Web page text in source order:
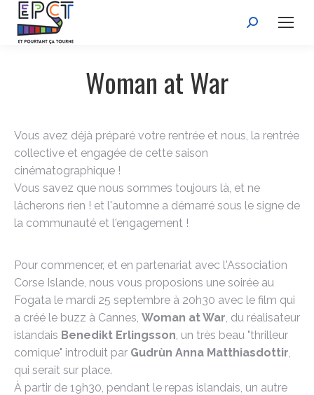
Recherche
Woman at War
Vous avez déjà préparé votre rentrée et nous, la rentrée
collective et engagée de cette saison
cinématographique !
Vous savez que nous sommes toujours là, et ne
lâcherons rien ! et l'automne a démarré sous le signe de
la communauté et l'engagement !
Pour commencer, et en partenariat avec l'Association
Corse Islande, nous vous proposions une soirée au
Fogata le mardi 25 septembre à 20h30 avec le film qui
a créé le buzz à Cannes, Woman at War, du réalisateur
islandais Benedikt Erlingsson, un très beau "thrilleur
comique" introduit par Gudrùn Anna Matthiasdottir,
qui serait sur place.
À partir de 19h30, pendant le repas islandais, un autre